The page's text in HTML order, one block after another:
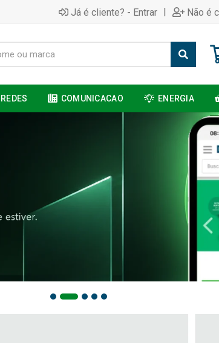
Já é cliente? - Entrar | Não é
REDES COMUNICACAO ENERGIA